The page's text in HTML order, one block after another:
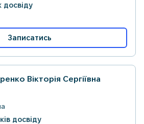
досвіду
Записатись
Вікторія Сергіївна
досвіду